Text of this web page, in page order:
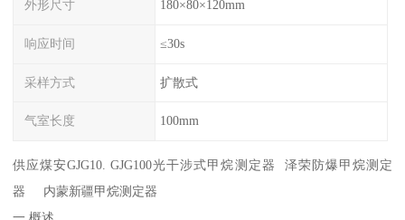
外形尺寸 180×80×120mm
响应时间 ≤30s
采样方式 扩散式
气室长度 100mm
供应煤安GJG10. GJG100光干涉式甲烷测定器 泽荣防爆甲烷测定
器 内蒙新疆甲烷测定器